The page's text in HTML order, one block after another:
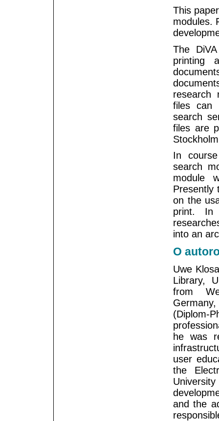
This
modules.
The
printing
research
files can
search
files are
In
search
module
Presently
on the
print. In
into an
O
Uwe
Library,
from
he was
user
the
and the